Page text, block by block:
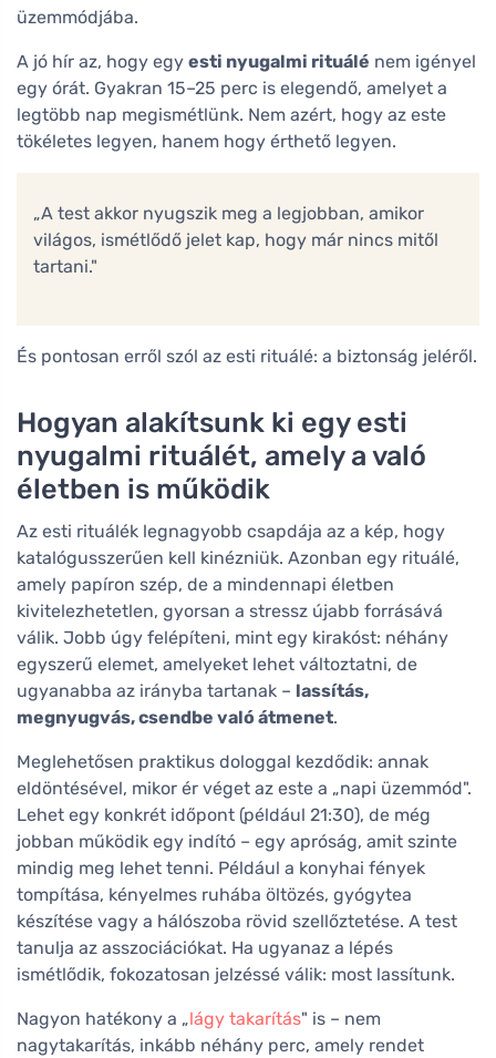
üzemmódjába.
A jó hír az, hogy egy esti nyugalmi rituálé nem igényel
egy órát. Gyakran 15–25 perc is elegendő, amelyet a
legtöbb nap megismétlünk. Nem azért, hogy az este
tökéletes legyen, hanem hogy érthető legyen.
„A test akkor nyugszik meg a legjobban, amikor
világos, ismétlődő jelet kap, hogy már nincs mitől
tartani."
És pontosan erről szól az esti rituálé: a biztonság jeléről.
Hogyan alakítsunk ki egy esti
nyugalmi rituálét, amely a való
életben is működik
Az esti rituálék legnagyobb csapdája az a kép, hogy
katalógusszerűen kell kinézniük. Azonban egy rituálé,
amely papíron szép, de a mindennapi életben
kivitelezhetetlen, gyorsan a stressz újabb forrásává
válik. Jobb úgy felépíteni, mint egy kirakóst: néhány
egyszerű elemet, amelyeket lehet változtatni, de
ugyanabba az irányba tartanak – lassítás,
megnyugvás, csendbe való átmenet.
Meglehetősen praktikus dologgal kezdődik: annak
eldöntésével, mikor ér véget az este a „napi üzemmód".
Lehet egy konkrét időpont (például 21:30), de még
jobban működik egy indító – egy apróság, amit szinte
mindig meg lehet tenni. Például a konyhai fények
tompítása, kényelmes ruhába öltözés, gyógytea
készítése vagy a hálószoba rövid szellőztetése. A test
tanulja az asszociációkat. Ha ugyanaz a lépés
ismétlődik, fokozatosan jelzéssé válik: most lassítunk.
Nagyon hatékony a „lágy takarítás" is – nem
nagytakarítás, inkább néhány perc, amely rendet